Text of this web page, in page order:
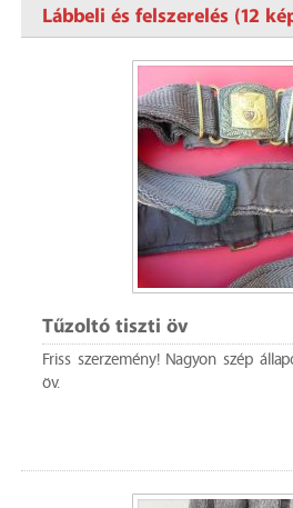
Lábbeli és felszerelés (12
Tűzoltó tiszti öv
Friss szerzemény! Nagyon szép
öv.